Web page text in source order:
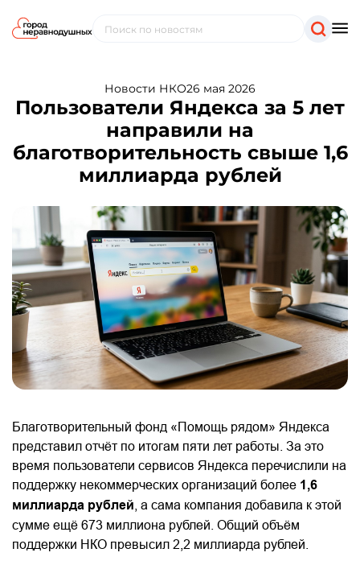
Новости НКО26 мая 2026
Пользователи Яндекса за 5 лет
направили на
благотворительность свыше 1,6
миллиарда рублей
Благотворительный фонд «Помощь рядом» Яндекса
представил отчёт по итогам пяти лет работы. За это
время пользователи сервисов Яндекса перечислили на
поддержку некоммерческих организаций более 1,6
миллиарда рублей , а сама компания добавила к этой
сумме ещё 673 миллиона рублей. Общий объём
поддержки НКО превысил 2,2 миллиарда рублей.